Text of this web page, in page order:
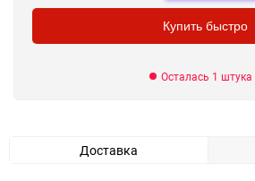
Купить быстро
Осталась 1 штука
Доставка